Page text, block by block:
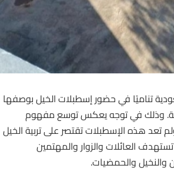
تناميًا في حضور إسطبلات الخيل بوصفها
وذلك في توجه يعكس توسع مفهوم
تعد هذه الإسطبلات تقتصر على تربيةالخيل
العائلات والزوار والمهتمين
والنخيل والحمضيات.